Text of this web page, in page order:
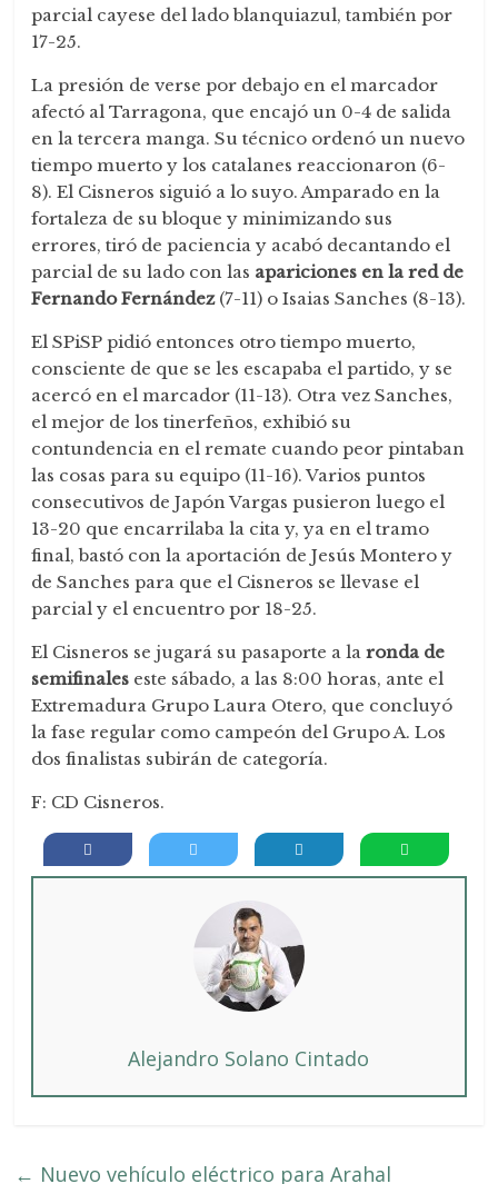
parcial cayese del lado blanquiazul, también por
17-25.
La presión de verse por debajo en el marcador
afectó al Tarragona, que encajó un 0-4 de salida
en la tercera manga. Su técnico ordenó un nuevo
tiempo muerto y los catalanes reaccionaron (6-
8). El Cisneros siguió a lo suyo. Amparado en la
fortaleza de su bloque y minimizando sus
errores, tiró de paciencia y acabó decantando el
parcial de su lado con las apariciones en la red de
Fernando Fernández(7-11) o Isaias Sanches (8-13).
El SPiSP pidió entonces otro tiempo muerto,
consciente de que se les escapaba el partido, y se
acercó en el marcador (11-13). Otra vez Sanches,
el mejor de los tinerfeños, exhibió su
contundencia en el remate cuando peor pintaban
las cosas para su equipo (11-16). Varios puntos
consecutivos de Japón Vargas pusieron luego el
13-20 que encarrilaba la cita y, ya en el tramo
final, bastó con la aportación de Jesús Montero y
de Sanches para que el Cisneros se llevase el
parcial y el encuentro por 18-25.
El Cisneros se jugará su pasaporte a laronda de
semifinales este sábado, a las 8:00 horas, ante el
Extremadura Grupo Laura Otero, que concluyó
la fase regular como campeón del Grupo A. Los
dos finalistas subirán de categoría.
F: CD Cisneros.
Alejandro Solano Cintado
← Nuevo vehículo eléctrico para Arahal